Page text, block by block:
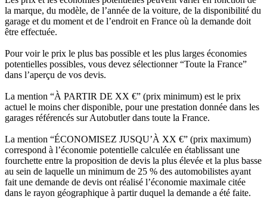
la marque, du modèle, de l’année de la voiture, de la disponibilité du
garage et du moment et de l’endroit en France où la demande doit
être effectuée.
Pour voir le prix le plus bas possible et les plus larges économies
potentielles possibles, vous devez sélectionner “Toute la France”
dans l’aperçu de vos devis.
La mention “À PARTIR DE XX €” (prix minimum) est le prix
actuel le moins cher disponible, pour une prestation donnée dans les
garages référencés sur Autobutler dans toute la France.
La mention “ÉCONOMISEZ JUSQU’À XX €” (prix maximum)
correspond à l’économie potentielle calculée en établissant une
fourchette entre la proposition de devis la plus élevée et la plus basse
au sein de laquelle un minimum de 25 % des automobilistes ayant
fait une demande de devis ont réalisé l’économie maximale citée
dans le rayon géographique à partir duquel la demande a été faite.